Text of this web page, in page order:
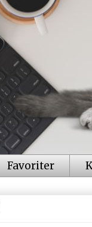
Favoriter